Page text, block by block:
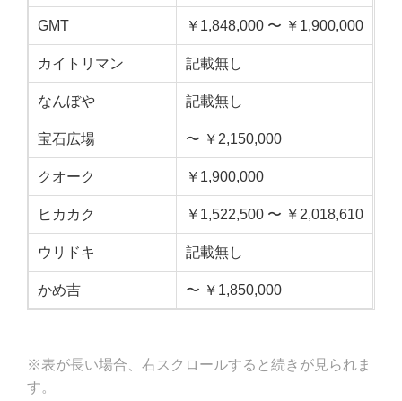
GMT ￥1,848,000 〜 ￥1,900,000
カイトリマン 記載無し
なんぼや 記載無し
宝石広場 〜 ￥2,150,000
クオーク ￥1,900,000
ヒカカク ￥1,522,500 〜 ￥2,018,610
ウリドキ 記載無し
かめ吉 〜 ￥1,850,000
※表が長い場合、右スクロールすると続きが見られま
す。